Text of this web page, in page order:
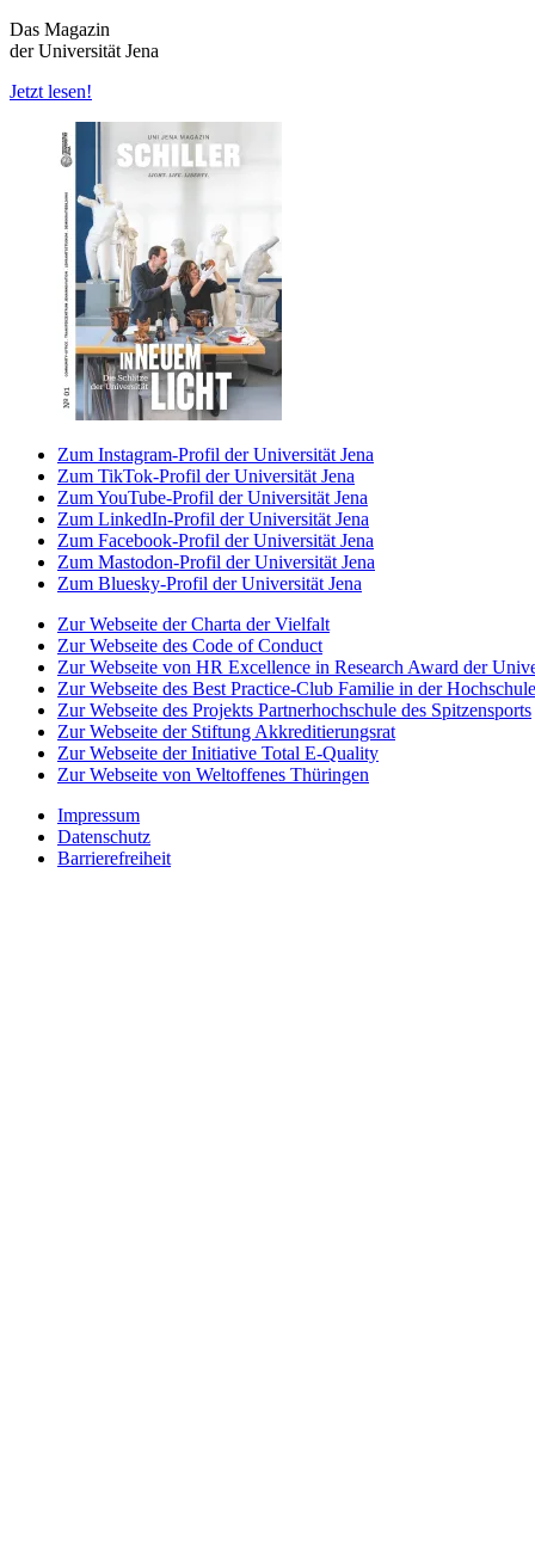
Das Magazin
der Universität Jena
Jetzt lesen!
Zum Instagram-Profil der Universität Jena
Zum TikTok-Profil der Universität Jena
Zum YouTube-Profil der Universität Jena
Zum LinkedIn-Profil der Universität Jena
Zum Facebook-Profil der Universität Jena
Zum Mastodon-Profil der Universität Jena
Zum Bluesky-Profil der Universität Jena
Zur Webseite der Charta der Vielfalt
Zur Webseite des Code of Conduct
Zur Webseite von HR Excellence in Research Award der
Zur Webseite des Best Practice-Club Familie in der Hochschule
Zur Webseite des Projekts Partnerhochschule des Spitzensports
Zur Webseite der Stiftung Akkreditierungsrat
Zur Webseite der Initiative Total E-Quality
Zur Webseite von Weltoffenes Thüringen
Impressum
Datenschutz
Barrierefreiheit